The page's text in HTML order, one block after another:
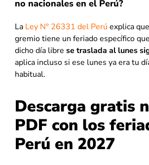
no nacionales en el Perú?
La Ley N° 26331 del Perú explica
gremio tiene un feriado específico
dicho día libre se traslada al lunes
aplica incluso si ese lunes ya era tu
habitual.
Descarga gratis
PDF con los
Perú en 2027